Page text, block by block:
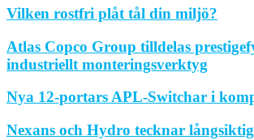
Vilken rostfri plåt tål din miljö?
Atlas Copco Group tilldelas
industriellt monteringsverktyg
Nya 12-portars APL-Switchar i
Nexans och Hydro tecknar